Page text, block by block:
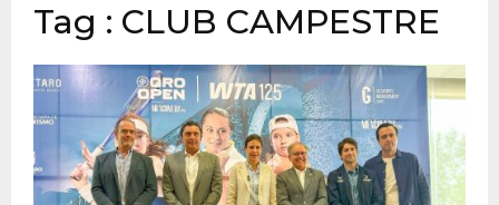
Tag : CLUB CAMPESTRE